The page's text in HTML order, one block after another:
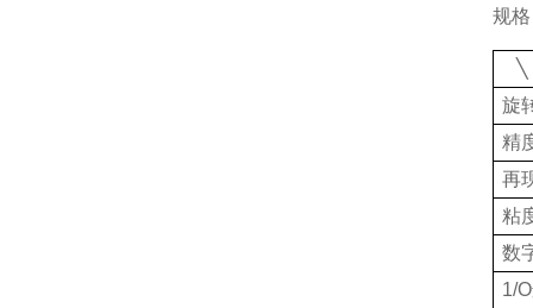
规
╲
旋
精
再
粘
数
1/O